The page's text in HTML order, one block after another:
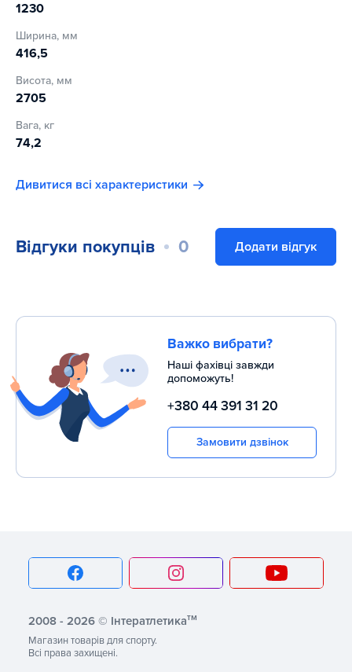
1230
Ширина, мм
416,5
Висота, мм
2705
Вага, кг
74,2
Дивитися всі характеристики
Відгуки покупців 0 Додати відгук
Важко вибрати?
Наші фахівці завжди
допоможуть!
+380 44 391 31 20
Замовити дзвінок
2008 - 2026 © Інтератлетикатм
Магазин товарів для спорту.
Всі права захищені.